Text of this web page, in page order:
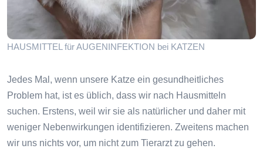
HAUSMITTEL für AUGENINFEKTION bei KATZEN
Jedes Mal, wenn unsere Katze ein gesundheitliches
Problem hat, ist es üblich, dass wir nach Hausmitteln
suchen. Erstens, weil wir sie als natürlicher und daher mit
weniger Nebenwirkungen identifizieren. Zweitens machen
wir uns nichts vor, um nicht zum Tierarzt zu gehen.